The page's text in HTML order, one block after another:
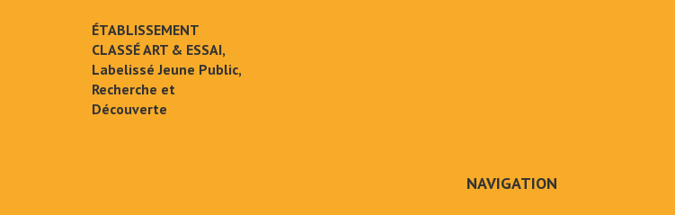
ÉTABLISSEMENT
CLASSÉ ART & ESSAI,
Labelissé Jeune Public,
Recherche et
Découverte
NAVIGATION